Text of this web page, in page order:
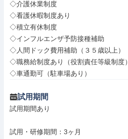
◇介護休業制度
◇看護休暇制度あり
◇積立有休制度
◇インフルエンザ予防接種補助
◇人間ドック費用補助（３５歳以上）
◇職務給制度あり（役割責任等級制度）
◇車通勤可（駐車場あり）
試用期間
試用期間あり
試用・研修期間：3ヶ月